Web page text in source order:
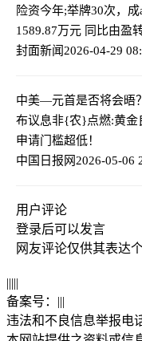
险资今年;举牌30次，
1589.87万元 同比由盈
封面新闻2026-04-29
中美—元首是否将会晤
布议息非{农}点燃:黄金
申请门槛超低！
中国日报网2026-05-06
用户评论
登录后可以发言
网友评论仅供其表达
|||||
备案号： |||
违法和不良信息举报电